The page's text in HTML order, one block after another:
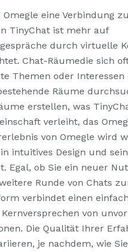
Omegle eine Verbindung
TinyChat ist mehr auf
durch virtuelle
Chat-Räumedie sich
Themen oder Interessen
Räume
erstellen, was
verleiht, das
von Omegle wird
intuitives Design und
Egal, ob Sie ein neuer
Runde von Chats
verbindet einen
von
Die Qualität Ihrer
je nachdem, wie